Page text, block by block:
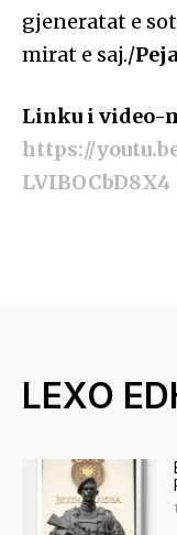
gjeneratat e
mirat e saj./
Linku i video-
https://
LVIBOCbD8X4
LEXO